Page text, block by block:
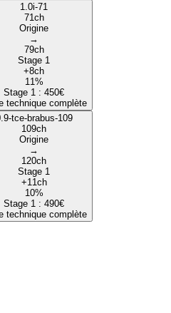
1.0i-71
71ch
Origine
→
79ch
Stage 1
+8ch
11%
Stage 1 : 450€
technique complète
tce-brabus-109
109ch
Origine
→
120ch
Stage 1
+11ch
10%
Stage 1 : 490€
technique complète